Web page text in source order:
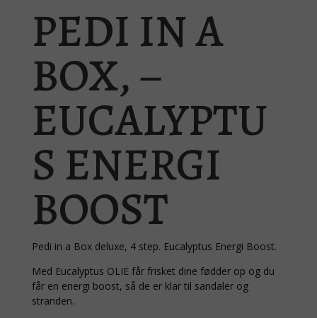
PEDI IN A
BOX, –
EUCALYPTU
S ENERGI
BOOST
Pedi in a Box deluxe, 4 step. Eucalyptus Energi Boost.
Med Eucalyptus OLIE får frisket dine fødder op og du
får en energi boost, så de er klar til sandaler og
stranden.